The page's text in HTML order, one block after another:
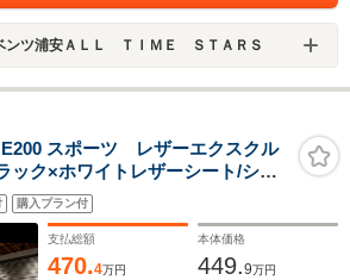
ンツ浦安ＡＬＬ ＴＩＭＥ ＳＴＡＲＳ
スポーツ レザーエクスクル
ック×ホワイトレザーシート/シー
ディスプレイ/エアスカー
ナビゲーションTV/全方位カメラ/
LED
購入プラン付
支払総額
470.4万円
本体価格
449.9万円